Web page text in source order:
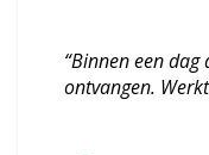
“Binnen een
ontvangen.